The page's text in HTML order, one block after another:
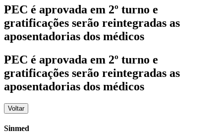
PEC é aprovada em 2º turno e
gratificações serão reintegradas as
aposentadorias dos médicos
PEC é aprovada em 2º turno e
gratificações serão reintegradas as
aposentadorias dos médicos
Voltar
Sinmed